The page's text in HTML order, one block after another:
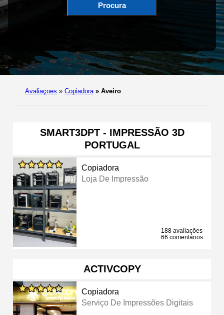
Procura
Avaliaçoes » Copiadora » Aveiro
SMART3DPT - IMPRESSÃO 3D
PORTUGAL
Copiadora
Loja De Impressão
188 avaliações
66 comentários
ACTIVCOPY
Copiadora
Serviço De Impressões Digitais